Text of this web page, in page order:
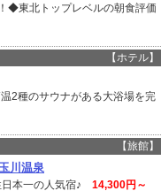
◆東北トップレベルの朝食評価
【ホテル】
2種のサウナがある大浴場を完
【旅館】
川温泉
本一の人気宿♪ 14,300円～